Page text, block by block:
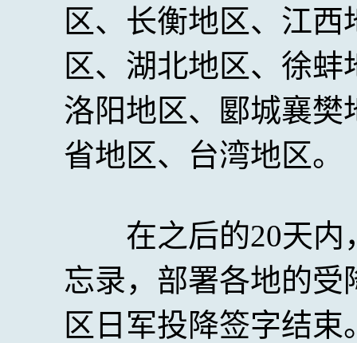
区、长衡地区、江
区、湖北地区、徐
洛阳地区、郾城襄
省地区、台湾地区。
在之后的20天内
忘录，部署各地的受
区日军投降签字结